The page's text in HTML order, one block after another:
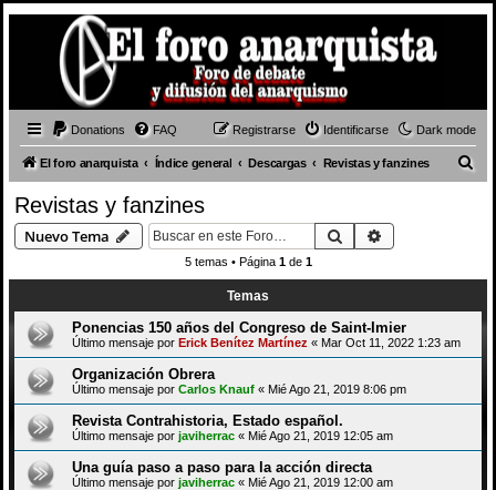
Dark mode
Donations FAQ Identificarse
Registrarse
El foro anarquista Índice general Descargas Revistas y fanzines
Revistas y fanzines
Nuevo Tema Buscar
5 temas • Página 1de 1
Temas
Ponencias 150 años del Congreso de Saint-Imier
Último mensaje por Erick Benítez Martínez « Mar Oct 11, 2022 1:23 am
Organización Obrera
Último mensaje por Carlos Knauf « Mié Ago 21, 2019 8:06 pm
Revista Contrahistoria, Estado español.
Último mensaje por javiherrac « Mié Ago 21, 2019 12:05 am
Una guía paso a paso para la acción directa
Último mensaje por javiherrac « Mié Ago 21, 2019 12:00 am